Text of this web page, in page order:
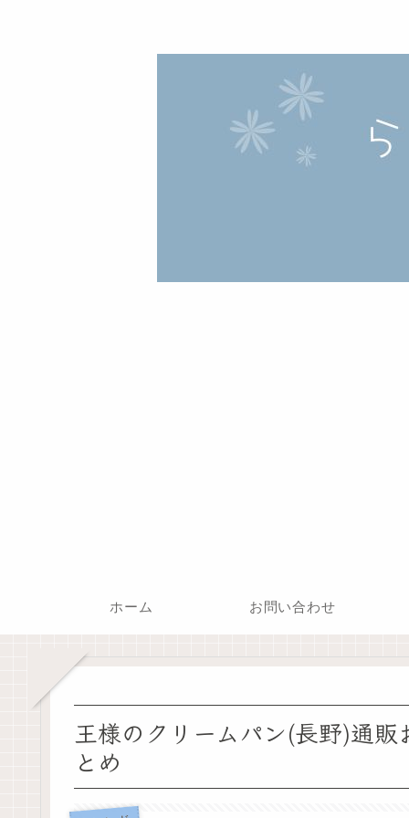
ホーム お問い合わせ
王様のクリームパン(長野)通
とめ